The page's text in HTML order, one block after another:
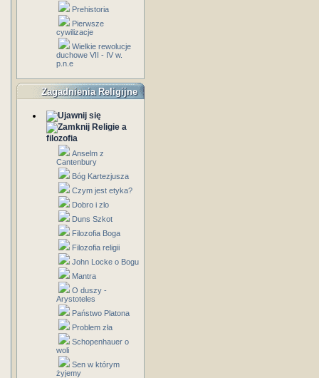
Prehistoria
Pierwsze
cywilizacje
Wielkie rewolucje
duchowe VII - IV w.
p.n.e
Zagadnienia Religijne
Religie a
filozofia
Anselm z
Cantenbury
Bóg Kartezjusza
Czym jest etyka?
Dobro i zlo
Duns Szkot
Filozofia Boga
Filozofia religii
John Locke o Bogu
Mantra
O duszy -
Arystoteles
Państwo Platona
Problem zła
Schopenhauer o
woli
Sen w którym
żyjemy